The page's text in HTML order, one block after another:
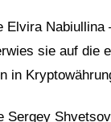
Elvira
sie auf die
in
Sergey